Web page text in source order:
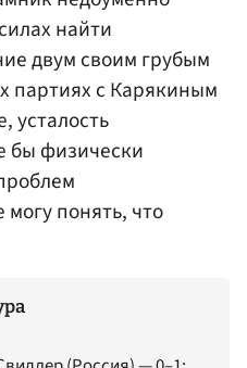
найти
двум своим грубым
партиях с Карякиным
усталость
бы физически
понять, что